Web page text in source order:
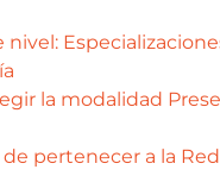
la modalidad
pertenecer a la